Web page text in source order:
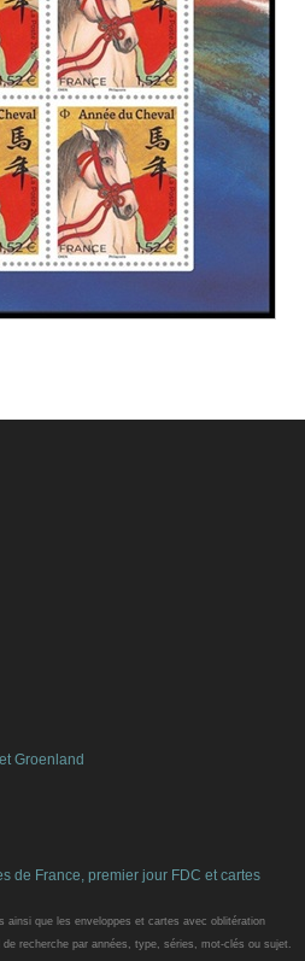
Groenland
de France, premier jour FDC et cartes
ainsi que les enveloppes et cartes avec oblitération
recherche par années, type, séries, mot-clés ou sujet.